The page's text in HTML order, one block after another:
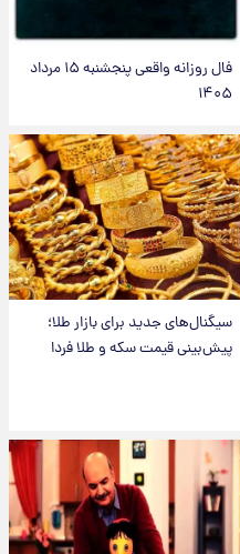
فال روزانه واقعی پنجشنبه ۱۵ مرداد
۱۴۰۵
سیگنال‌های جدید برای بازار طلا؛
پیش‌بینی قیمت سکه و طلا فردا